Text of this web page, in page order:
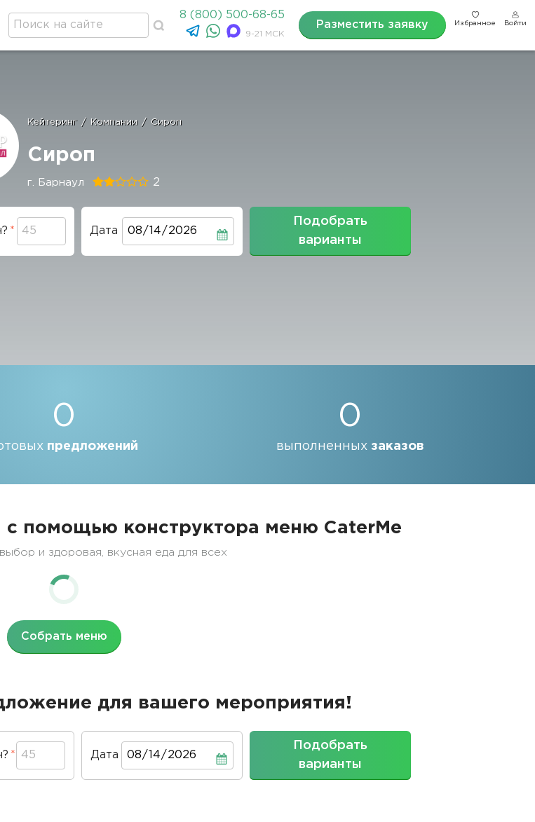
8 (800) 500-68-65
9-21 МСК
Разместить заявку Избранное Войти
Строка
Кейтеринг / Компании / Сироп
Сироп
г. Барнаул 2
Дата Дата
Подобрать
варианты
0
предложений
0
выполненных заказов
помощью конструктора меню CaterMe
и здоровая, вкусная еда для всех
Собрать меню
для вашего мероприятия!
Дата Дата
Подобрать
варианты